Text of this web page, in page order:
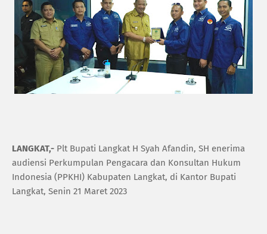
LANGKAT,- Plt Bupati Langkat H Syah Afandin, SH enerima
audiensi Perkumpulan Pengacara dan Konsultan Hukum
Indonesia (PPKHI) Kabupaten Langkat, di Kantor Bupati
Langkat, Senin 21 Maret 2023